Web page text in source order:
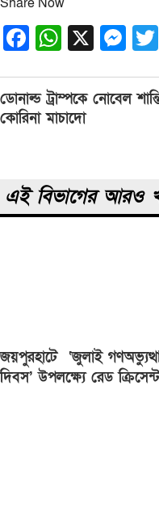
Facebook
X
Post
navigation
ডোনাল্ড ট্রাম্পকে নোবেল
কোরিনা মাচাদো
এই বিভাগের আরও
জয়পুরহাটে ‘জুলাই
দিবস’ উপলক্ষ্যে রেড ক্রিসেন্ট